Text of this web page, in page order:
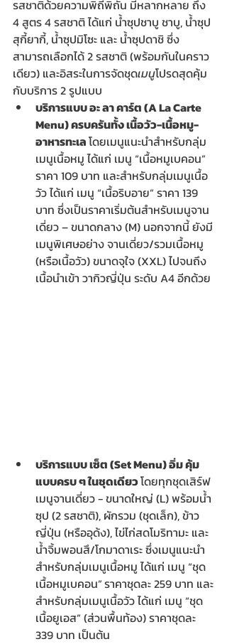
รสชาติด้วยความพิถีพิถัน มีหลากหลาย ถึง
4 สูตร 4 รสชาติ ได้แก่ น้ำซุปชาบู ชาบู, น้ำซุป
สุกี้ยากี้, น้ำซุปมิโซะ และ น้ำซุปดาชิ ซึ่ง
สามารถเลือกได้ 2 รสชาติ (พร้อมกันในคราว
เดียว) และอิสระในการจัดชุดเมนูโปรดสุดคุ้ม
กับบริการ 2 รูปแบบ
บริการแบบ อะ ลา คาร์ต (A La Carte
Menu) ครบครันทั้ง เนื้อวัว-เนื้อหมู-
อาหารทะเล โดยเมนูแนะนำสำหรับกลุ่ม
เมนูเนื้อหมู ได้แก่ เมนู “เนื้อหมูเบคอน”
ราคา 109 บาท และสำหรับกลุ่มเมนูเนื้อ
วัว ได้แก่ เมนู “เนื้อริบอาย” ราคา 139
บาท ซึ่งเป็นราคาเริ่มต้นสำหรับเมนูจาน
เดี่ยว – ขนาดกลาง (M) นอกจากนี้ ยังมี
เมนูพิเศษอย่าง จานเดี่ยว/รวมเนื้อหมู
(หรือเนื้อวัว) ขนาดจุใจ (XXL) ไปจนถึง
เนื้อนำเข้า วากิวญี่ปุ่น ระดับ A4 อีกด้วย
บริการแบบ เซ็ต (Set Menu) อิ่ม คุ้ม
แบบครบ ๆ ในชุดเดียว โดยทุกชุดเสิร์ฟ
เมนูจานเดี่ยว - ขนาดใหญ่ (L) พร้อมน้ำ
ซุป (2 รสชาติ), ผักรวม (ชุดเล็ก), ข้าว
ญี่ปุ่น (หรืออุด้ง), ไข่ไก่สดโมริทามะ และ
น้ำจิ้มพอนสึ/โกมาดาเระ ซึ่งเมนูแนะนำ
สำหรับกลุ่มเมนูเนื้อหมู ได้แก่ เมนู “ชุด
เนื้อหมูเบคอน”ราคาชุดละ 259 บาท และ
สำหรับกลุ่มเมนูเนื้อวัว ได้แก่ เมนู “ชุด
เนื้อยูเอส” (ส่วนพื้นท้อง) ราคาชุดละ
339 บาท เป็นต้น